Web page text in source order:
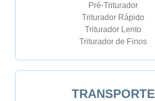
Pré-Triturador
Triturador Rápido
Triturador Lento
Triturador de Finos
TRANSPORTE